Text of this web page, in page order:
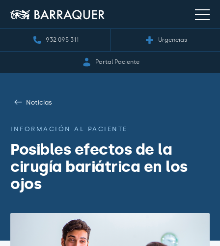
932 095 311 Urgencias
Portal Paciente
Noticias
INFORMACIÓN AL PACIENTE
Posibles efectos de la
cirugía bariátrica en los
ojos